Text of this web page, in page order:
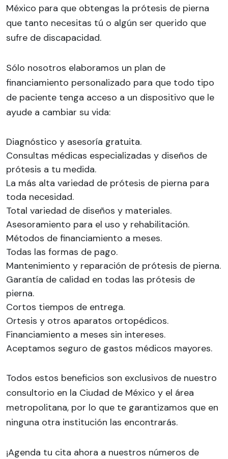
México para que obtengas la prótesis de pierna
que tanto necesitas tú o algún ser querido que
sufre de discapacidad.
Sólo nosotros elaboramos un plan de
financiamiento personalizado para que todo tipo
de paciente tenga acceso a un dispositivo que le
ayude a cambiar su vida:
Diagnóstico y asesoría gratuita.
Consultas médicas especializadas y diseños de
prótesis a tu medida.
La más alta variedad de prótesis de pierna para
toda necesidad.
Total variedad de diseños y materiales.
Asesoramiento para el uso y rehabilitación.
Métodos de financiamiento a meses.
Todas las formas de pago.
Mantenimiento y reparación de prótesis de pierna.
Garantía de calidad en todas las prótesis de
pierna.
Cortos tiempos de entrega.
Ortesis y otros aparatos ortopédicos.
Financiamiento a meses sin intereses.
Aceptamos seguro de gastos médicos mayores.
Todos estos beneficios son exclusivos de nuestro
consultorio en la Ciudad de México y el área
metropolitana, por lo que te garantizamos que en
ninguna otra institución las encontrarás.
¡Agenda tu cita ahora a nuestros números de